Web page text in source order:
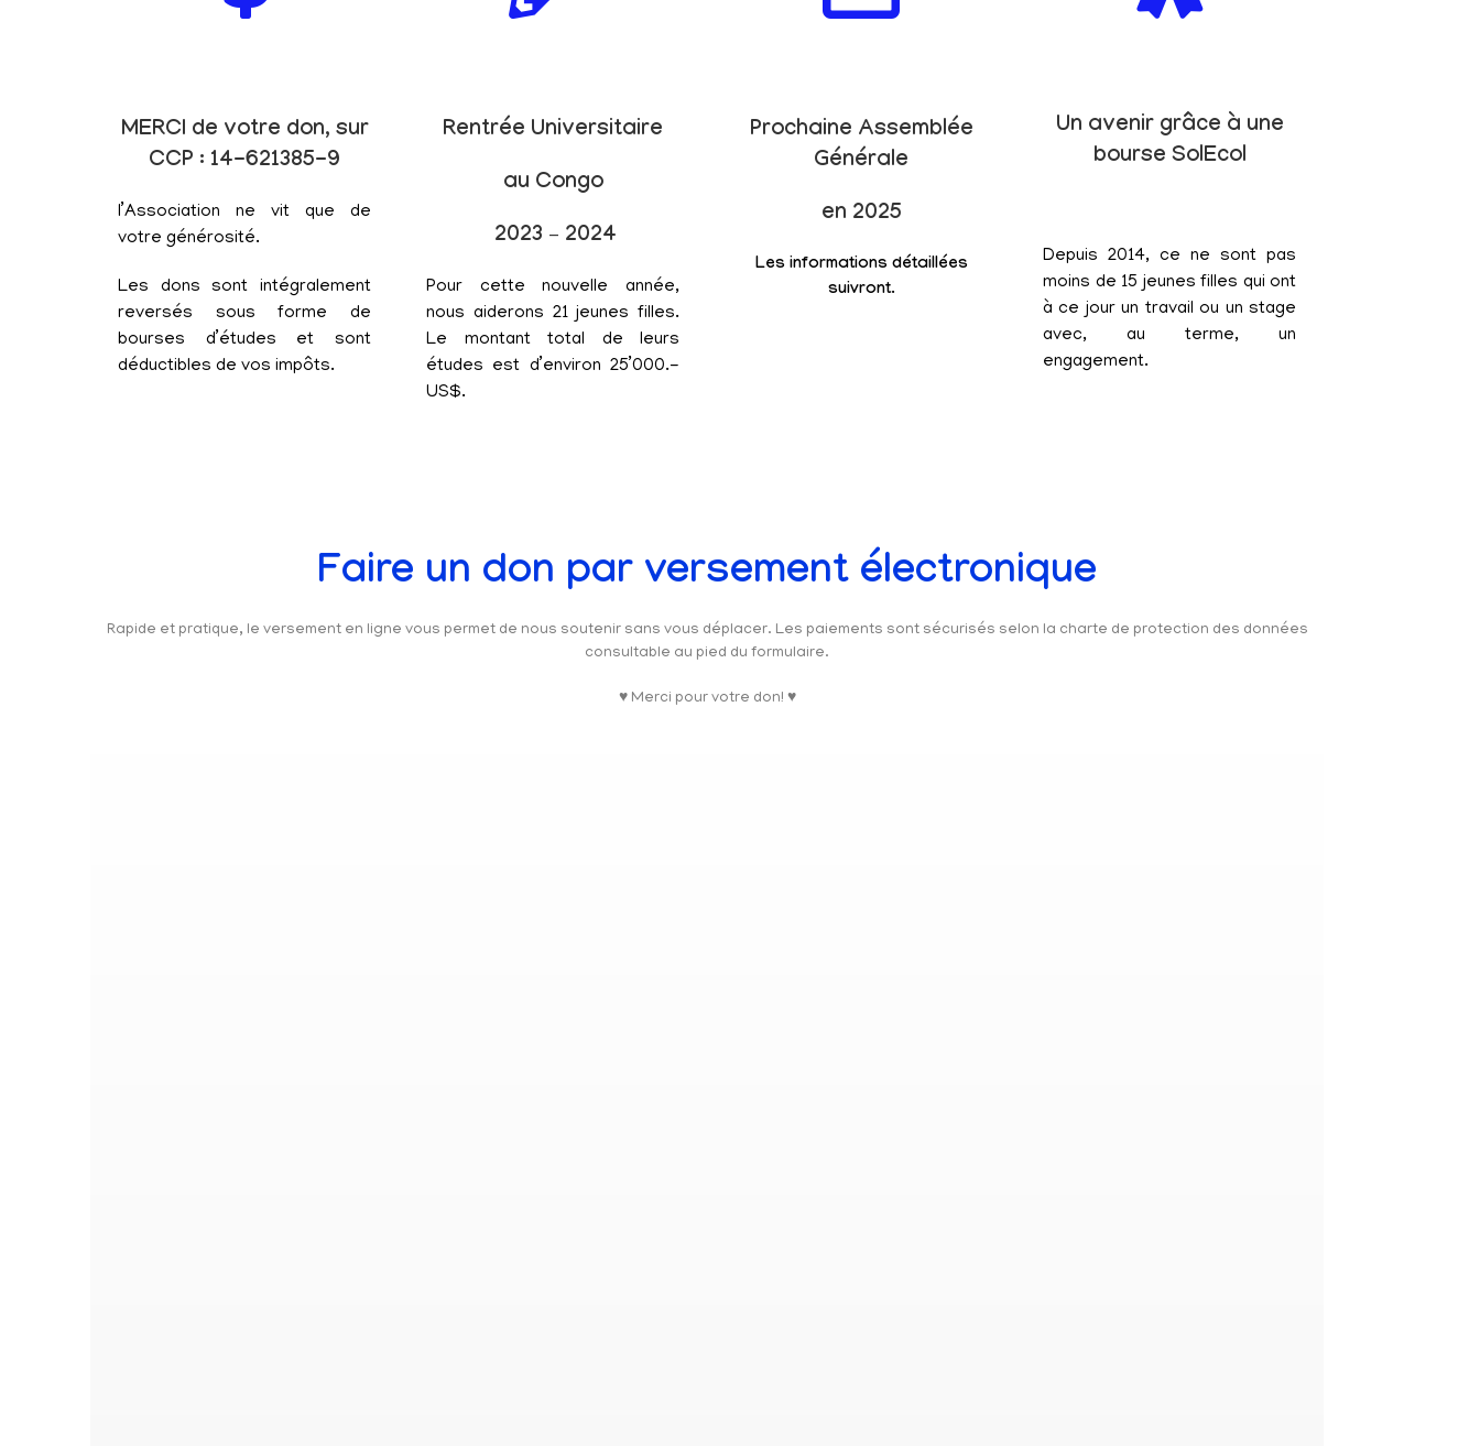
MERCI de votre don, sur
CCP : 14-621385-9
l’Association ne vit que de
votre générosité.
Les dons sont intégralement
reversés sous forme de
bourses d’études et sont
déductibles de vos impôts.
Rentrée Universitaire
au Congo
2023 – 2024
Pour cette nouvelle année,
nous aiderons 21 jeunes filles.
Le montant total de leurs
études est d’environ 25’000.-
US$.
Prochaine Assemblée
Générale
en 2025
Les informations détaillées
suivront.
Un avenir grâce à une
bourse SolEcol
Depuis 2014, ce ne sont pas
moins de 15 jeunes filles qui ont
à ce jour un travail ou un stage
avec, au terme, un
engagement.
Faire un don par versement électronique
Rapide et pratique, le versement en ligne vous permet de nous soutenir sans vous déplacer. Les paiements sont sécurisés selon la charte de protection des données
consultable au pied du formulaire.
♥ Merci pour votre don! ♥